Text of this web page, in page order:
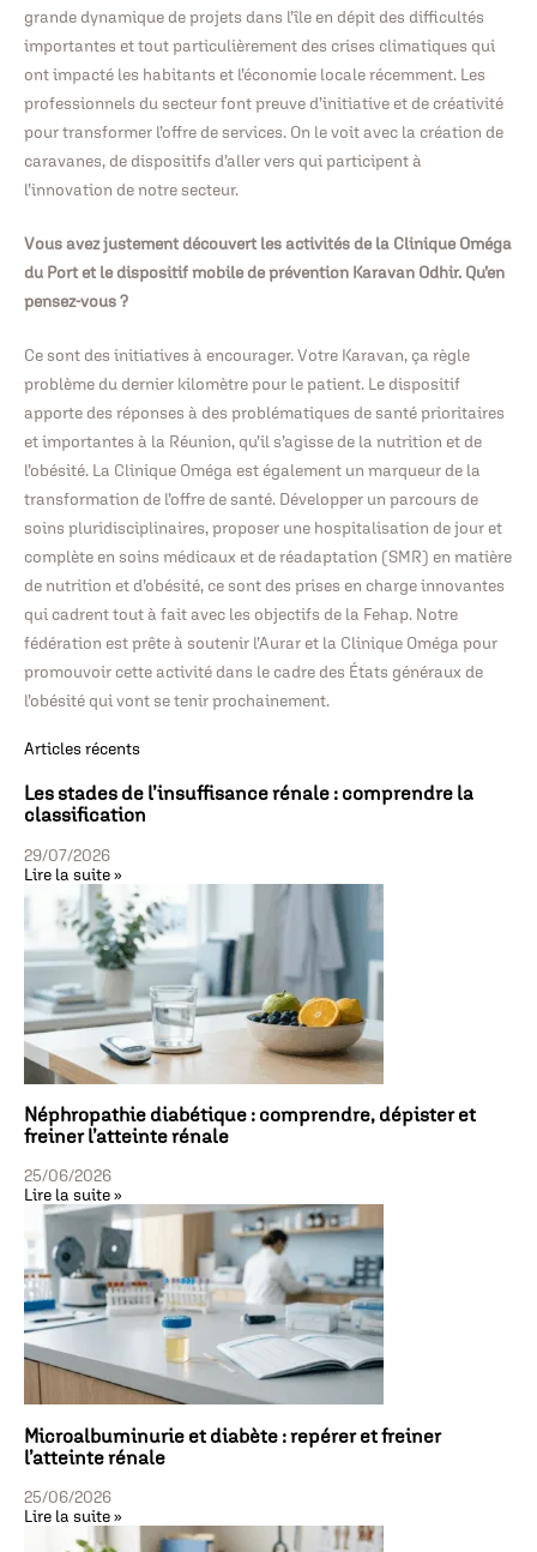
grande dynamique de projets dans l’île en dépit des difficultés
importantes et tout particulièrement des crises climatiques qui
ont impacté les habitants et l’économie locale récemment. Les
professionnels du secteur font preuve d’initiative et de créativité
pour transformer l’offre de services. On le voit avec la création de
caravanes, de dispositifs d’aller vers qui participent à
l’innovation de notre secteur.
Vous avez justement découvert les activités de la Clinique Oméga
du Port et le dispositif mobile de prévention Karavan Odhir. Qu’en
pensez-vous ?
Ce sont des initiatives à encourager. Votre Karavan, ça règle
problème du dernier kilomètre pour le patient. Le dispositif
apporte des réponses à des problématiques de santé prioritaires
et importantes à la Réunion, qu’il s’agisse de la nutrition et de
l’obésité. La Clinique Oméga est également un marqueur de la
transformation de l’offre de santé. Développer un parcours de
soins pluridisciplinaires, proposer une hospitalisation de jour et
complète en soins médicaux et de réadaptation (SMR) en matière
de nutrition et d’obésité, ce sont des prises en charge innovantes
qui cadrent tout à fait avec les objectifs de la Fehap. Notre
fédération est prête à soutenir l’Aurar et la Clinique Oméga pour
promouvoir cette activité dans le cadre des États généraux de
l’obésité qui vont se tenir prochainement.
Articles récents
Les stades de l’insuffisance rénale : comprendre la
classification
29/07/2026
Lire la suite »
Néphropathie diabétique : comprendre, dépister et
freiner l’atteinte rénale
25/06/2026
Lire la suite »
Microalbuminurie et diabète : repérer et freiner
l’atteinte rénale
25/06/2026
Lire la suite »